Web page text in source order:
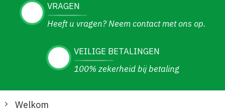
VRAGEN
Heeft u vragen? Neem contact met ons op.
VEILIGE BETALINGEN
100% zekerheid bij betaling
Welkom